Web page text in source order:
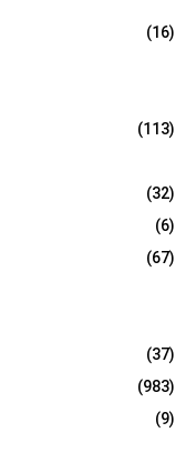
(16)
(113)
(32)
(6)
(67)
(37)
(983)
(9)